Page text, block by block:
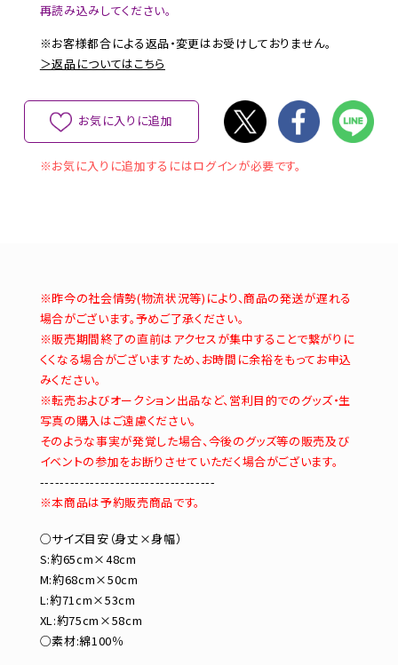
再読み込みしてください。
※お客様都合による返品・変更はお受けしておりません。
＞返品についてはこちら
お気に入りに追加
※お気に入りに追加するにはログインが必要です。
※昨今の社会情勢(物流状況等)により、商品の発送が遅れる
場合がございます。予めご了承ください。
※販売期間終了の直前はアクセスが集中することで繋がりに
くくなる場合がございますため、お時間に余裕をもってお申込
みください。
※転売およびオークション出品など、営利目的でのグッズ・生
写真の購入はご遠慮ください。
そのような事実が発覚した場合、今後のグッズ等の販売及び
イベントの参加をお断りさせていただく場合がございます。
-----------------------------------
※本商品は予約販売商品です。
○サイズ目安（身丈×身幅）
S:約65cm×48cm
M:約68cm×50cm
L:約71cm×53cm
XL:約75cm×58cm
○素材:綿100％